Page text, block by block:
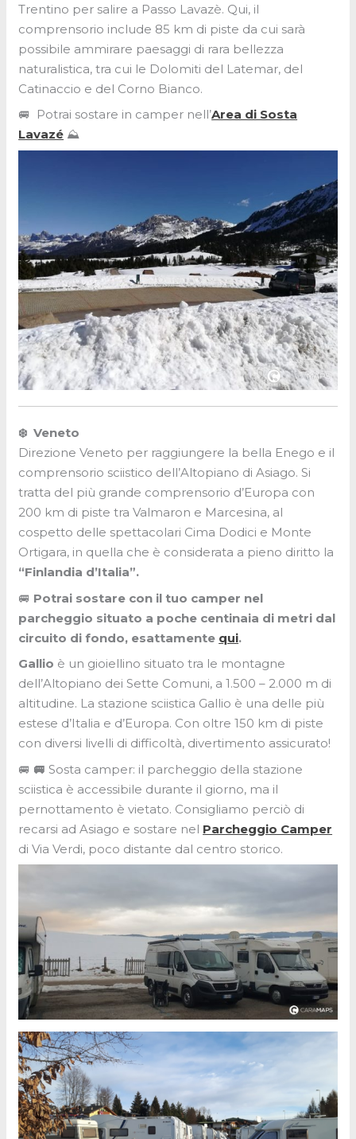
Trentino per salire a Passo Lavazè. Qui, il
comprensorio include 85 km di piste da cui sarà
possibile ammirare paesaggi di rara bellezza
naturalistica, tra cui le Dolomiti del Latemar, del
Catinaccio e del Corno Bianco.
🚐
Potrai sostare in camper nell’Area di Sosta
Lavazé ⛰
❄️ Veneto
Direzione Veneto per raggiungere la bella Enego e il
comprensorio sciistico dell’Altopiano di Asiago. Si
tratta del più grande comprensorio d’Europa con
200 km di piste tra Valmaron e Marcesina, al
cospetto delle spettacolari Cima Dodici e Monte
Ortigara, in quella che è considerata a pieno diritto la
“Finlandia d’Italia”.
🚐 Potrai sostare con il tuo camper nel
parcheggio situato a poche centinaia di metri dal
circuito di fondo, esattamente qui.
Gallio è un gioiellino situato tra le montagne
dell’Altopiano dei Sette Comuni, a 1.500 – 2.000 m di
altitudine. La stazione sciistica Gallio è una delle più
estese d’Italia e d’Europa. Con oltre 150 km di piste
con diversi livelli di difficoltà, divertimento assicurato!
🚐 🚐Sosta camper: il parcheggio della stazione
sciistica è accessibile durante il giorno, ma il
pernottamento è vietato. Consigliamo perciò di
recarsi ad Asiago e sostare nel Parcheggio Camper
di Via Verdi, poco distante dal centro storico.